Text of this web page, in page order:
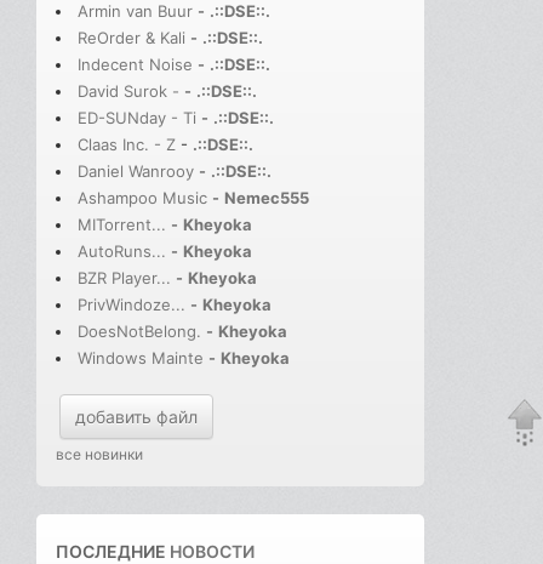
Armin van Buur - .::DSE::.
ReOrder & Kali - .::DSE::.
Indecent Noise - .::DSE::.
David Surok - - .::DSE::.
ED-SUNday - Ti - .::DSE::.
Claas Inc. - Z - .::DSE::.
Daniel Wanrooy - .::DSE::.
Ashampoo Music - Nemec555
MITorrent... - Kheyoka
AutoRuns... - Kheyoka
BZR Player... - Kheyoka
PrivWindoze... - Kheyoka
DoesNotBelong. - Kheyoka
Windows Mainte - Kheyoka
добавить файл
все новинки
ПОСЛЕДНИЕ НОВОСТИ